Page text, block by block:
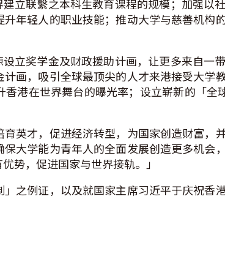
建立联繫之本科生教育课程的规模；加强以
年轻人的职业技能；推动大学与慈善机构
立奖学金及财政援助计画，让更多来自一
画，吸引全球最顶尖的人才来港接受大学
港在世界舞台的曝光率；设立崭新的「全
英才，促进经济转型，为国家创造财富，
大学能为青年人的全面发展创造更多机会
势，促进国家与世界接轨。」
之例证，以及就国家主席习近平于庆祝香